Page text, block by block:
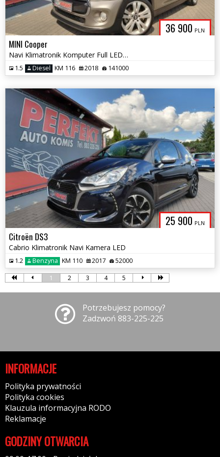
36 900 PLN
MINI Cooper
Navi Klimatronik Komputer Full LED PDC
1.5 Diesel KM 116 2018 141000
25 900 PLN
Citroën DS3
Cabrio Klimatronik Navi Kamera LED
1.2 Benzyna KM 110 2017 52000
1 2 3 4 5
Potrzebujesz pomocy?
Zadzwoń 883-225-225
INFORMACJE
Polityka prywatności
Polityka cookies
Klauzula informacyjna RODO
Reklamacje
GODZINY OTWARCIA